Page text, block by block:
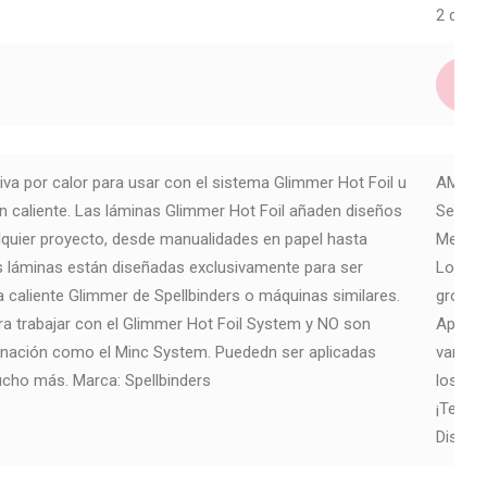
2
por calor para usar con el sistema Glimmer Hot Foil u
Las láminas Glimmer Hot Foil añaden diseños
proyecto, desde manualidades en papel hasta
están diseñadas exclusivamente para ser
Glimmer de Spellbinders o máquinas similares.
trabajar con el Glimmer Hot Foil System y NO son
como el Minc System. Puededn ser aplicadas
más. Marca: Spellbinders
AM107
Set de
Los
grosor.
Aptos
varios
los
¡Te